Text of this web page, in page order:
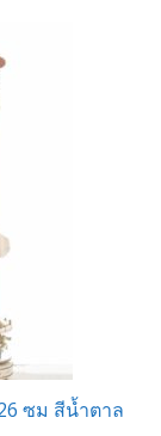
ซม สีน้ำตาล